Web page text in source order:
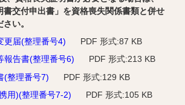
書交付申出書」を資格喪失関係書類と併せ
い。
更届(整理番号4)
PDF 形式:87 KB
報告書(整理番号6)
PDF 形式:213 KB
(整理番号7)
PDF 形式:129 KB
用)(整理番号7-2)
PDF 形式:105 KB